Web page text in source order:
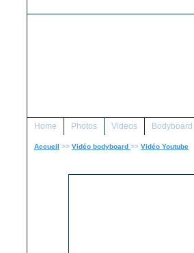
Home Photos Videos Bodyboard
Accueil >> Vidéo bodyboard >> Vidéo Youtube